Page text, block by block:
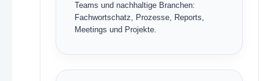
Teams und nachhaltige Branchen:
Fachwortschatz, Prozesse, Reports,
Meetings und Projekte.